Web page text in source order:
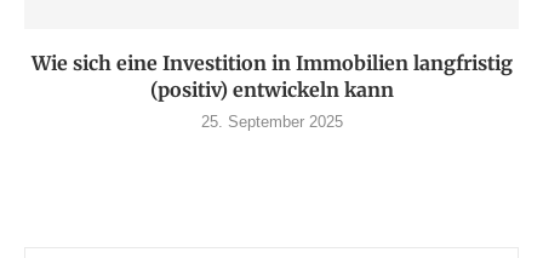
Wie sich eine Investition in Immobilien langfristig
(positiv) entwickeln kann
25. September 2025